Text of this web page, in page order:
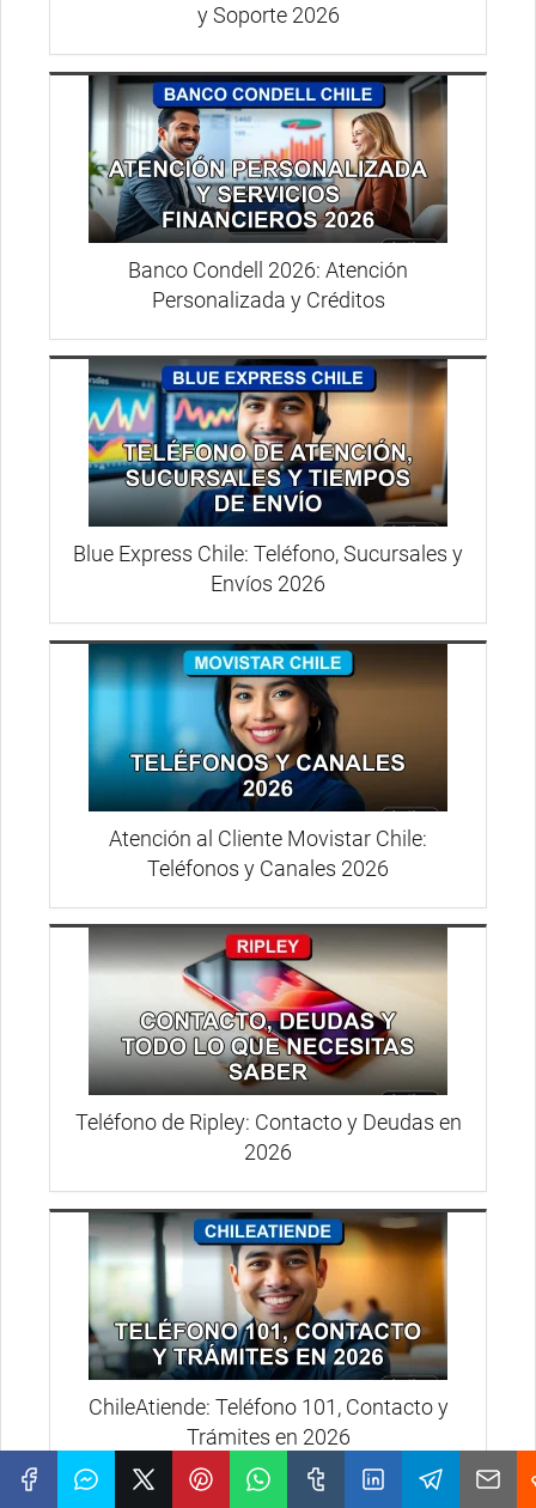
y Soporte 2026
Banco Condell 2026: Atención
Personalizada y Créditos
Blue Express Chile: Teléfono, Sucursales y
Envíos 2026
Atención al Cliente Movistar Chile:
Teléfonos y Canales 2026
Teléfono de Ripley: Contacto y Deudas en
2026
ChileAtiende: Teléfono 101, Contacto y
Trámites en 2026